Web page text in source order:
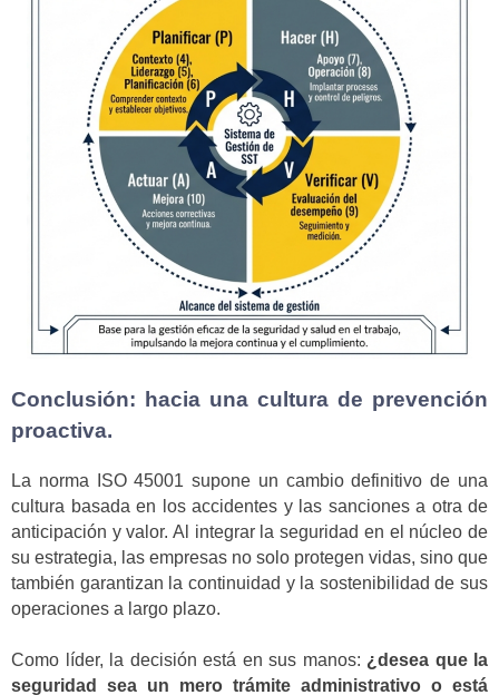
Conclusión: hacia una cultura de prevención
proactiva.
La norma ISO 45001 supone un cambio definitivo de una
cultura basada en los accidentes y las sanciones a otra de
anticipación y valor. Al integrar la seguridad en el núcleo de
su estrategia, las empresas no solo protegen vidas, sino que
también garantizan la continuidad y la sostenibilidad de sus
operaciones a largo plazo.
Como líder, la decisión está en sus manos: ¿desea que la
seguridad sea un mero trámite administrativo o está